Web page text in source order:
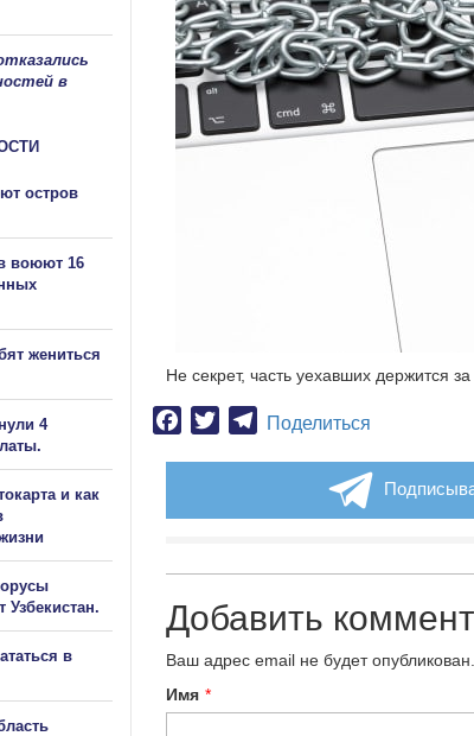
Не секрет, часть уехавших держится за
Facebook
TwitterTelegram
Поделиться
Добавить
Ваш адрес email не будет опубликован.
Имя *
в
остров
воюют 16
жениться
4
и как
в